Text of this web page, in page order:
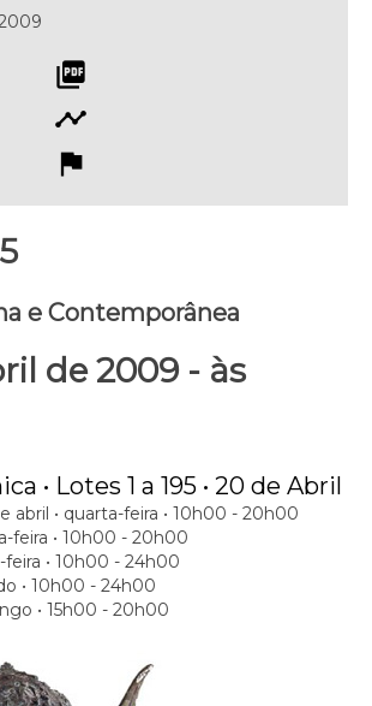
picture_as_pdf
timeline
flag
e Contemporânea
de 2009 - às
• Lotes 1 a 195 • 20 de Abril
abril • quarta-feira • 10h00 - 20h00
feira • 10h00 - 20h00
feira • 10h00 - 24h00
• 10h00 - 24h00
• 15h00 - 20h00